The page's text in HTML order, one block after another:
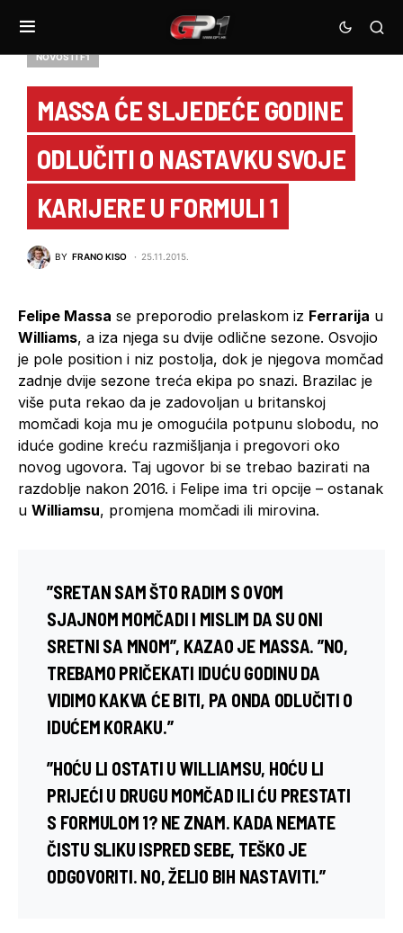
NOVOSTI F1
MASSA ĆE SLJEDEĆE GODINE
ODLUČITI O NASTAVKU SVOJE
KARIJERE U FORMULI 1
BY FRANO KISO 25.11.2015.
Felipe Massa se preporodio prelaskom iz Ferrarija u
Williams, a iza njega su dvije odlične sezone. Osvojio
je pole position i niz postolja, dok je njegova momčad
zadnje dvije sezone treća ekipa po snazi. Brazilac je
više puta rekao da je zadovoljan u britanskoj
momčadi koja mu je omogućila potpunu slobodu, no
iduće godine kreću razmišljanja i pregovori oko
novog ugovora. Taj ugovor bi se trebao bazirati na
razdoblje nakon 2016. i Felipe ima tri opcije – ostanak
u Williamsu, promjena momčadi ili mirovina.
”SRETAN SAM ŠTO RADIM S OVOM
SJAJNOM MOMČADI I MISLIM DA SU ONI
SRETNI SA MNOM”, KAZAO JE MASSA. ”NO,
TREBAMO PRIČEKATI IDUĆU GODINU DA
VIDIMO KAKVA ĆE BITI, PA ONDA ODLUČITI O
IDUĆEM KORAKU.”
”HOĆU LI OSTATI U WILLIAMSU, HOĆU LI
PRIJEĆI U DRUGU MOMČAD ILI ĆU PRESTATI
S FORMULOM 1? NE ZNAM. KADA NEMATE
ČISTU SLIKU ISPRED SEBE, TEŠKO JE
ODGOVORITI. NO, ŽELIO BIH NASTAVITI.”